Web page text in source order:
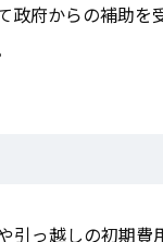
政府からの補助を
っ越しの初期費